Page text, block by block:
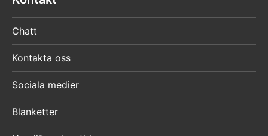
Chatt
Kontakta oss
Sociala medier
Blanketter